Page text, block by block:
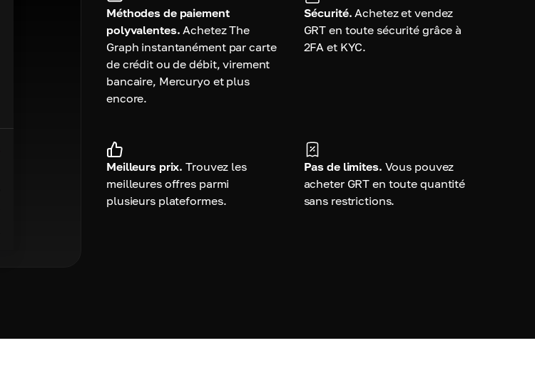
Méthodes de paiement
polyvalentes. Achetez The
Graph instantanément par carte
de crédit ou de débit, virement
bancaire, Mercuryo et plus
encore.
Sécurité. Achetez et vendez
GRT en toute sécurité grâce à
2FA et KYC.
Meilleurs prix. Trouvez les
meilleures offres parmi
plusieurs plateformes.
Pas de limites. Vous pouvez
acheter GRT en toute quantité
sans restrictions.